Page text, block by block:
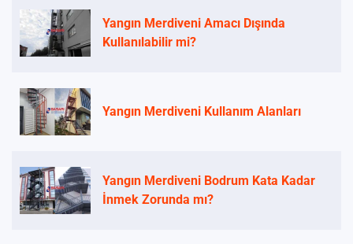
Yangın Merdiveni Amacı Dışında
Kullanılabilir mi?
Yangın Merdiveni Kullanım Alanları
Yangın Merdiveni Bodrum Kata Kadar
İnmek Zorunda mı?